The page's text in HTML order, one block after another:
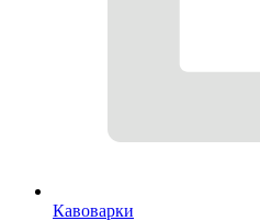
Кавоварки